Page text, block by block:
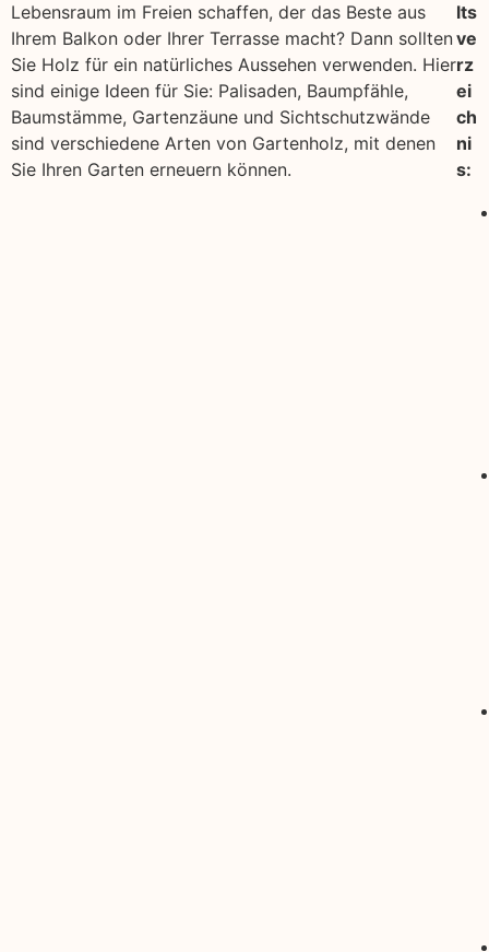
Lebensraum im Freien schaffen, der das Beste aus
Ihrem Balkon oder Ihrer Terrasse macht? Dann sollten
Sie Holz für ein natürliches Aussehen verwenden. Hier
sind einige Ideen für Sie: Palisaden, Baumpfähle,
Baumstämme, Gartenzäune und Sichtschutzwände
sind verschiedene Arten von Gartenholz, mit denen
Sie Ihren Garten erneuern können.
lts
ve
rz
ei
ch
ni
s: